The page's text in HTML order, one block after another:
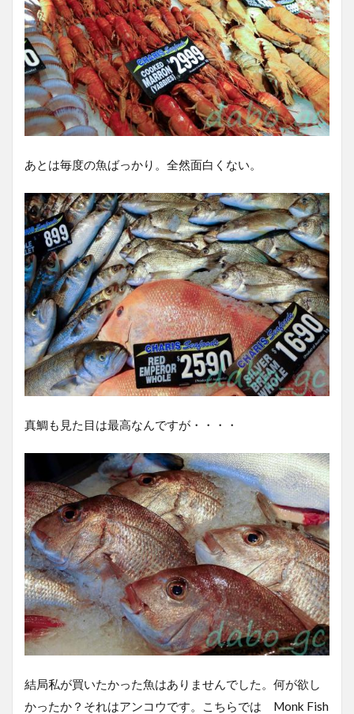
あとは毎度の魚ばっかり。全然面白くない。
真鯛も見た目は最高なんですが・・・・
結局私が買いたかった魚はありませんでした。何が欲し
かったか？それはアンコウです。こちらでは Monk Fish